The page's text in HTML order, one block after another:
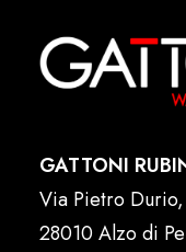
GATTONI
Via Pietro
28010 Alzo di